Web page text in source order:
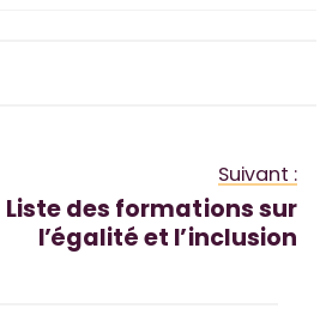
Suivant :
Liste des formations sur
l’égalité et l’inclusion